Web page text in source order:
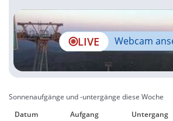
LIVE Webcam
Sonnenaufgänge und -untergänge diese Woche
Datum
Aufgang Untergang